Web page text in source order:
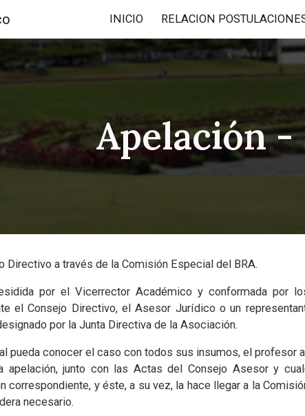
Skip to main content
INICIO RELACION
Apelación -
Directivo a través de la Comisión Especial del BRA.
por el Vicerrector Académico y conformada por
el Consejo Directivo, el Asesor Jurídico o un
por la Junta Directiva de la Asociación.
pueda conocer el caso con todos sus insumos, el profesor
apelación, junto con las Actas del Consejo Asesor y
correspondiente, y éste, a su vez, la hace llegar a la
necesario.